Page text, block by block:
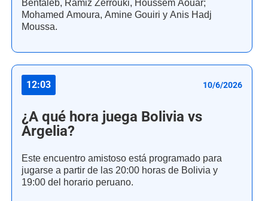
Bentaleb, Ramiz Zerrouki, Houssem Aouar;
Mohamed Amoura, Amine Gouiri y Anis Hadj
Moussa.
12:03 10/6/2026
¿A qué hora juega Bolivia vs
Argelia?
Este encuentro amistoso está programado para
jugarse a partir de las 20:00 horas de Bolivia y
19:00 del horario peruano.